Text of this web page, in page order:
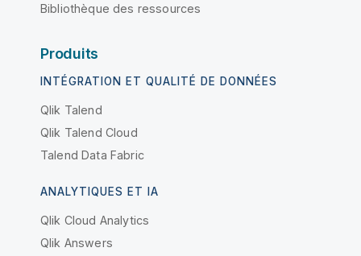
Bibliothèque des ressources
Produits
INTÉGRATION ET QUALITÉ DE DONNÉES
Qlik Talend
Qlik Talend Cloud
Talend Data Fabric
ANALYTIQUES ET IA
Qlik Cloud Analytics
Qlik Answers